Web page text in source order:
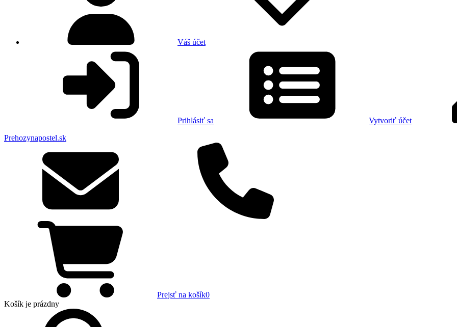
Váš účet
Prihlásiť sa Vytvoriť účet
Prehozynapostel.sk
Prejsť na košík0
Košík je prázdny